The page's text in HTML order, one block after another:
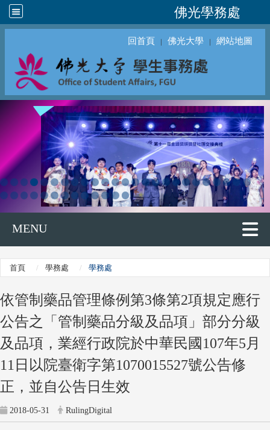
佛光學務處
回首頁 ｜ 佛光大學 ｜ 網站地圖
MENU
首頁 學務處 學務處
依管制藥品管理條例第3條第2項規定應行
公告之「管制藥品分級及品項」部分分級
及品項，業經行政院於中華民國107年5月
11日以院臺衛字第1070015527號公告修
正，並自公告日生效
2018-05-31 RulingDigital